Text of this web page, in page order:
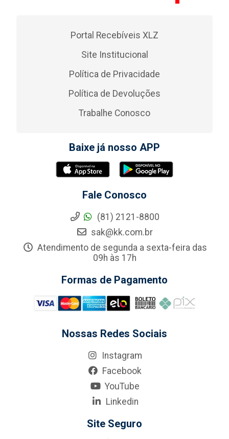
Portal Recebíveis XLZ
Site Institucional
Política de Privacidade
Política de Devoluções
Trabalhe Conosco
Baixe já nosso APP
Fale Conosco
(81) 2121-8800
sak@kk.com.br
Atendimento de segunda a sexta-feira das
09h às 17h
Formas de Pagamento
Nossas Redes Sociais
Instagram
Facebook
YouTube
Linkedin
Site Seguro